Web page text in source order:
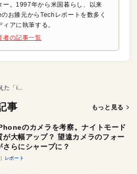
ー。1997年から米国暮らし、以来
お膝元からTechレポートを数多く
ィアに執筆する。
者の記事一覧
決算から見えた「iPhone依存」ではないApple
事 もっと見る
のカメラを考察。ナイトモード
が大幅アップ？ 望遠カメラのフォー
さらにシャープに？
レポート